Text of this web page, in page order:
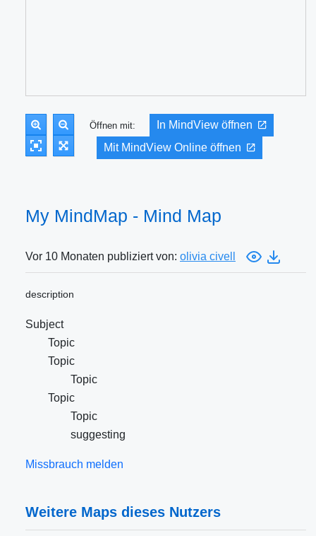
Öffnen mit:
In MindView öffnen
Mit MindView Online öffnen
My MindMap - Mind Map
Vor 10 Monaten publiziert von: olivia civell
description
Subject
Topic
Topic
Topic
Topic
Topic
suggesting
Missbrauch melden
Weitere Maps dieses Nutzers